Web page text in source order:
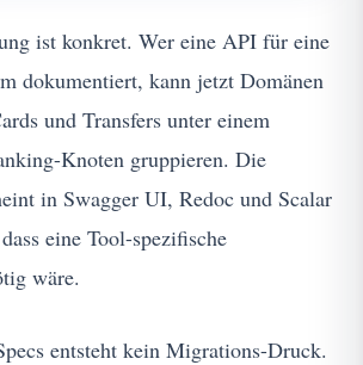
ist konkret. Wer eine API für eine
dokumentiert, kann jetzt Domänen
und Transfers unter einem
Knoten gruppieren. Die
in Swagger UI, Redoc und Scalar
eine Tool-spezifische
wäre.
entsteht kein Migrations-Druck.